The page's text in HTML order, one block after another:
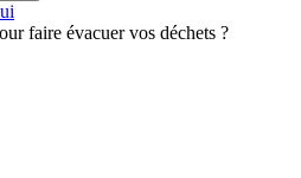
faire évacuer vos déchets ?